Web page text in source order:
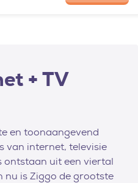
+ TV
en toonaangevend
van internet, televisie
ontstaan uit een viertal
nu is Ziggo de grootste